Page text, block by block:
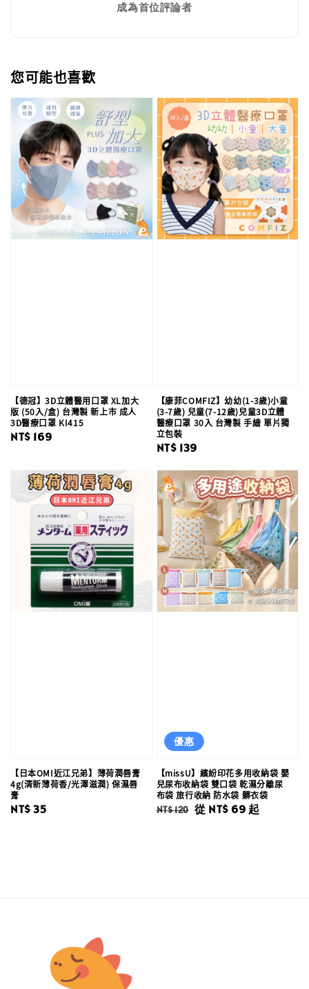
成為首位評論者
您可能也喜歡
【德冠】3D立體醫用口罩 XL加大
版 (50入/盒) 台灣製 新上市 成人
3D醫療口罩 KI415
Regular
NT$ 169
【康菲COMFIZ】幼幼(1-3歲)小童
(3-7歲) 兒童(7-12歲)兒童3D立體
醫療口罩 30入 台灣製 手繪 單片獨
立包裝
Regular
NT$ 139
【日本OMI近江兄弟】薄荷潤唇膏
4g(清新薄荷香/光澤滋潤) 保濕唇
膏
Regular
NT$ 35
優惠
【missU】繽紛印花多用收納袋 嬰
兒尿布收納袋 雙口袋 乾濕分離尿
布袋 旅行收納 防水袋 髒衣袋
Regular
NT$ 120 Sale
從 NT$ 69 起